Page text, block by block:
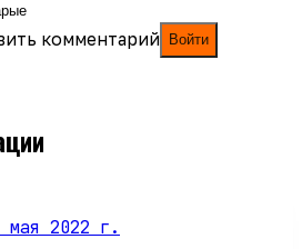
комментарий Войти
мая 2022 г.